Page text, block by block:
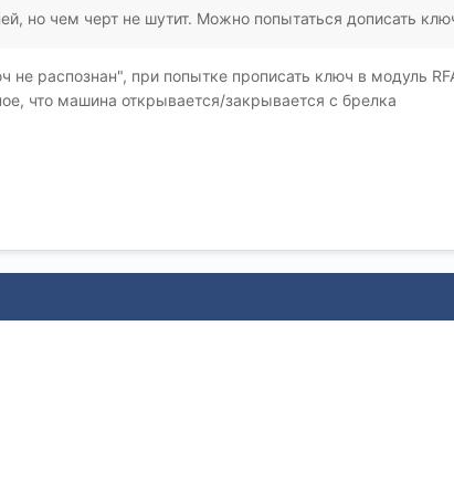
но чем черт не шутит. Можно попытаться дописать
не распознан", при попытке прописать ключ в модуль
что машина открывается/закрывается с брелка